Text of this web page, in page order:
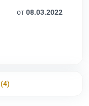
от08.03.2022